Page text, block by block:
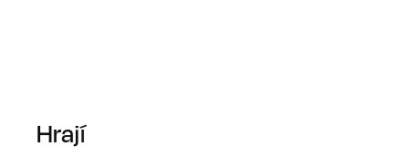
Hrají